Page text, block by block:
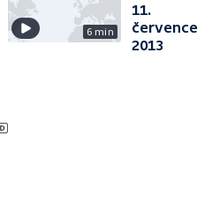
6 min
11.
července
2013